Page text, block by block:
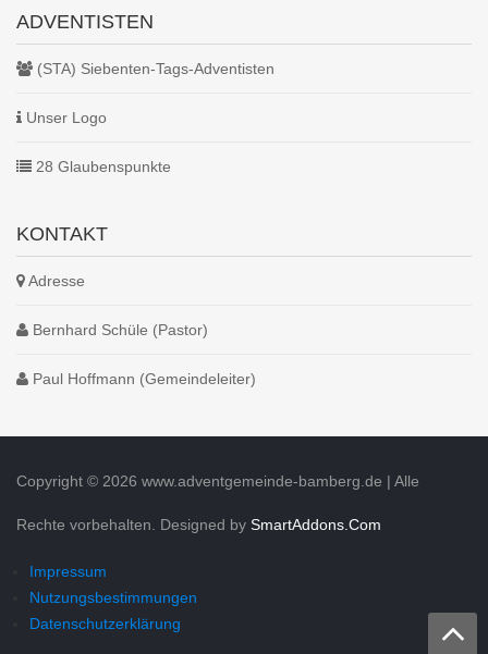
ADVENTISTEN
(STA) Siebenten-Tags-Adventisten
Unser Logo
28 Glaubenspunkte
KONTAKT
Adresse
Bernhard Schüle (Pastor)
Paul Hoffmann (Gemeindeleiter)
Copyright © 2026 www.adventgemeinde-bamberg.de | Alle
Rechte vorbehalten. Designed by SmartAddons.Com
Impressum
Nutzungsbestimmungen
Datenschutzerklärung